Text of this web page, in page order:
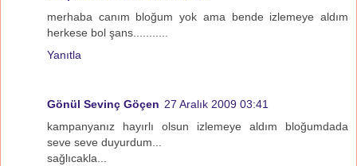
merhaba canım bloğum yok ama bende izlemeye aldım
herkese bol şans...........
Yanıtla
Gönül Sevinç Göçen 27 Aralık 2009 03:41
kampanyanız hayırlı olsun izlemeye aldım bloğumdada
seve seve duyurdum...
sağlıcakla...